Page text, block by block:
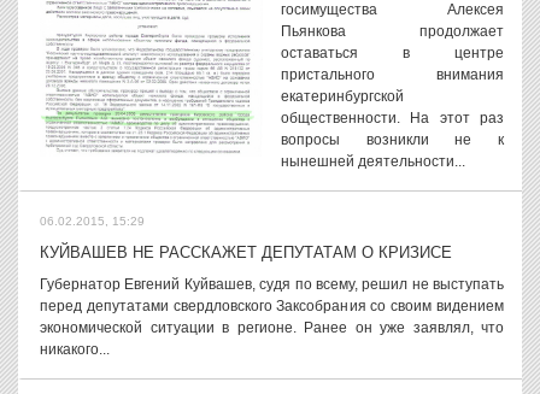
госимущества Алексея
Пьянкова продолжает
оставаться в центре
пристального внимания
екатеринбургской
общественности. На этот раз
вопросы возникли не к
нынешней деятельности...
06.02.2015, 15:29
КУЙВАШЕВ НЕ РАССКАЖЕТ ДЕПУТАТАМ О КРИЗИСЕ
Губернатор Евгений Куйвашев, судя по всему, решил не выступать
перед депутатами свердловского Заксобрания со своим видением
экономической ситуации в регионе. Ранее он уже заявлял, что
никакого...